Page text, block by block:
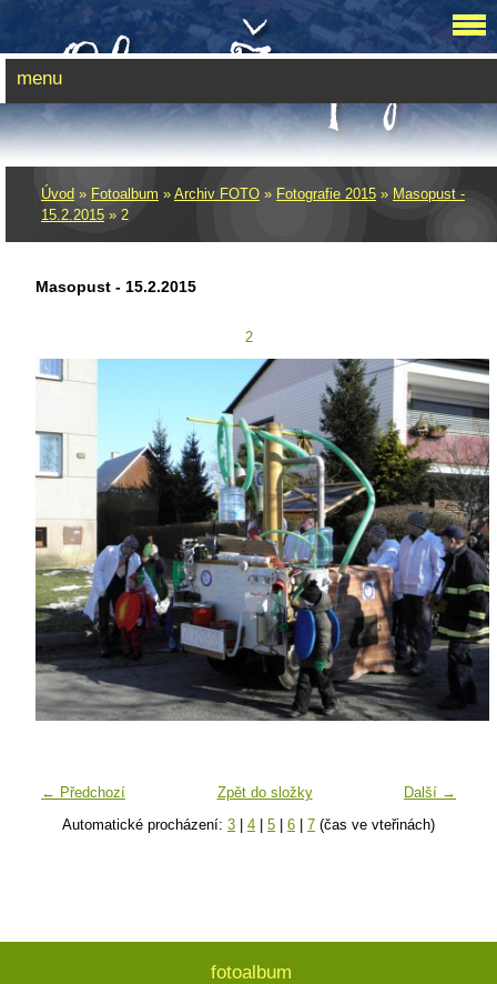
Úvod » Fotoalbum » Archiv FOTO » Fotografie 2015 » Masopust -
15.2.2015 » 2
Masopust - 15.2.2015
2
← Předchozí Další →
Zpět do složky
Automatické procházení: 3 | 4 | 5 | 6 | 7 (čas ve vteřinách)
menu
fotoalbum